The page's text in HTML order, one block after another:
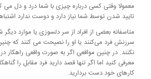
معمولا وقتی کسی درباره چیزی با شما درد و دل می
تایید شدن توسط شما نیاز دارد و دوست ندارد
متاسفانه بعضی از افراد از سر دلسوزی یا موارد
سرزنش فرد می‌کنند یا او را نصیحت می کنند که
نکنند. در چنین مواقعی اگر به صورت واقعی راهکار
معرفی کنید اما اگر تنها قصد دارید فرد مقابل را
کارهای خود دست بردارید.